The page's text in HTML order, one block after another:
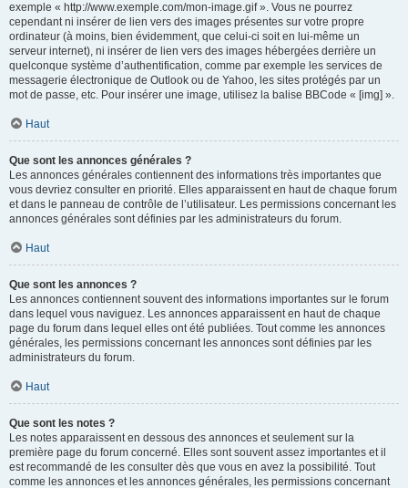
exemple « http://www.exemple.com/mon-image.gif ». Vous ne pourrez
cependant ni insérer de lien vers des images présentes sur votre propre
ordinateur (à moins, bien évidemment, que celui-ci soit en lui-même un
serveur internet), ni insérer de lien vers des images hébergées derrière un
quelconque système d’authentification, comme par exemple les services de
messagerie électronique de Outlook ou de Yahoo, les sites protégés par un
mot de passe, etc. Pour insérer une image, utilisez la balise BBCode « [img] ».
Haut
Que sont les annonces générales ?
Les annonces générales contiennent des informations très importantes que
vous devriez consulter en priorité. Elles apparaissent en haut de chaque forum
et dans le panneau de contrôle de l’utilisateur. Les permissions concernant les
annonces générales sont définies par les administrateurs du forum.
Haut
Que sont les annonces ?
Les annonces contiennent souvent des informations importantes sur le forum
dans lequel vous naviguez. Les annonces apparaissent en haut de chaque
page du forum dans lequel elles ont été publiées. Tout comme les annonces
générales, les permissions concernant les annonces sont définies par les
administrateurs du forum.
Haut
Que sont les notes ?
Les notes apparaissent en dessous des annonces et seulement sur la
première page du forum concerné. Elles sont souvent assez importantes et il
est recommandé de les consulter dès que vous en avez la possibilité. Tout
comme les annonces et les annonces générales, les permissions concernant